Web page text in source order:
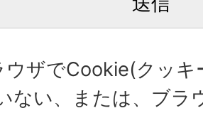
ウザでCookie(クッキ
ない、または、ブラ